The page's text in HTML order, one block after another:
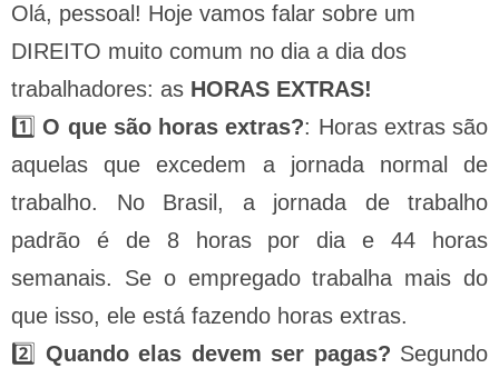
Olá, pessoal! Hoje vamos falar sobre um
DIREITO muito comum no dia a dia dos
trabalhadores: as HORAS EXTRAS!
1️⃣O que são horas extras?: Horas extras são
aquelas que excedem a jornada normal de
trabalho. No Brasil, a jornada de trabalho
padrão é de 8 horas por dia e 44 horas
semanais. Se o empregado trabalha mais do
que isso, ele está fazendo horas extras.
2️⃣ Quando elas devem ser pagas? Segundo